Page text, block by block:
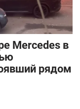
Mercedes в
рядом